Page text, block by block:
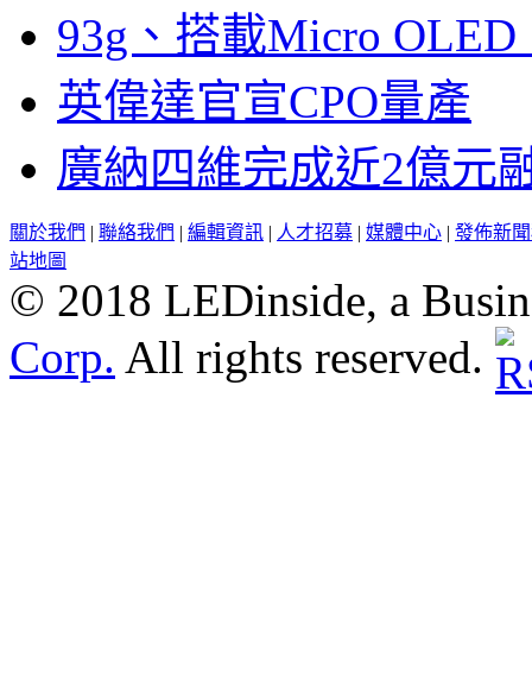
93g、搭載Micro
英偉達官宣CPO量產
廣納四維完成近2億元
關於我們 | 聯絡我們 | 編輯資訊 | 人才招募 | 媒體中心 | 發佈新
站地圖
© 2018 LEDinside, a
Corp. All rights reserved.